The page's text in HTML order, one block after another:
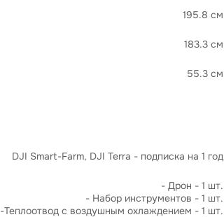
195.8 см
183.3 см
55.3 см
DJI Smart-Farm, DJI Terra - подписка на 1 год
- Дрон - 1 шт.
- Набор инструментов - 1 шт.
-Теплоотвод с воздушным охлаждением - 1 шт.